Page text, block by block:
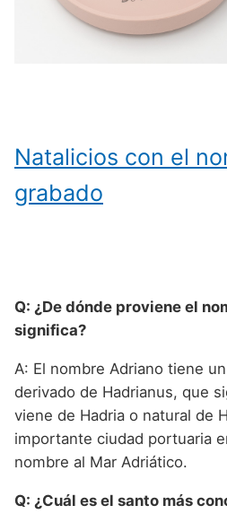
Natalicios con el
grabado
Q: ¿De dónde proviene el
significa?
A: El nombre Adriano tiene
derivado de Hadrianus, que
viene de Hadria o natural de
importante ciudad portuaria
nombre al Mar Adriático.
Q: ¿Cuál es el santo más